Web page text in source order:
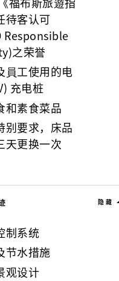
待客认可
Responsible
之荣誉
員工使用的电
充电桩
和素食菜品
别要求，床品
天更换一次
隐藏
制系统
节水措施
观设计